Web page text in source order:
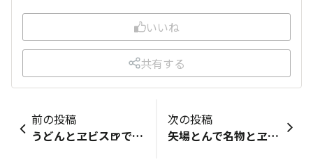
いいね
共有する
前の投稿
うどんとヱビス🍺でくつろぎタイム❗
次の投稿
矢場とんで名物とヱビス～🍺